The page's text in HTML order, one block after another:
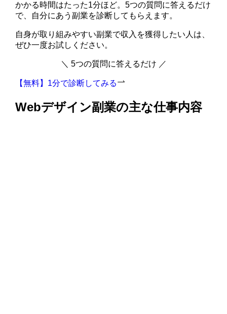
かかる時間はたった1分ほど。5つの質問に答えるだけ
で、自分にあう副業を診断してもらえます。
自身が取り組みやすい副業で収入を獲得したい人は、
ぜひ一度お試しください。
＼ 5つの質問に答えるだけ ／
【無料】1分で診断してみる
Webデザイン副業の主な仕事内容